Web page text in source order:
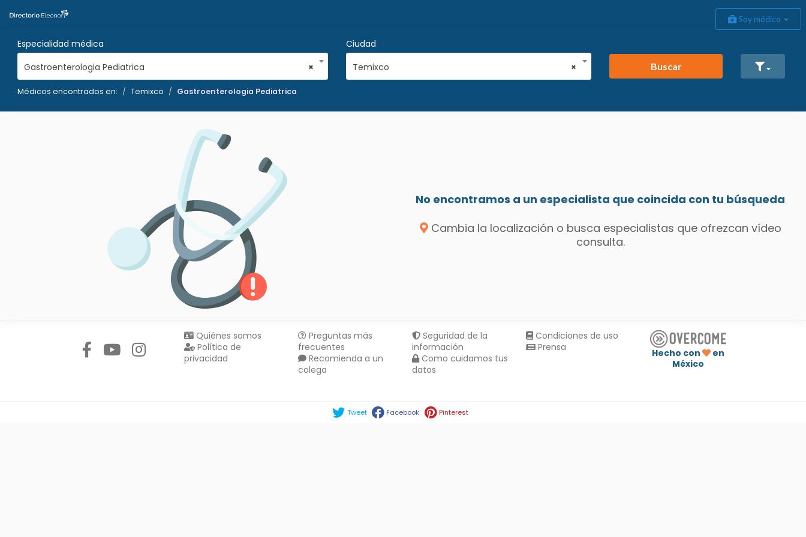
Soy médico
Especialidad médica
×
Gastroenterologia Pediatrica
Ciudad
×
Temixco Buscar
Médicos encontrados en: Temixco Gastroenterologia Pediatrica
No encontramos a un especialista que coincida con tu búsqueda
Cambia la localización o busca especialistas que ofrezcan vídeo
consulta.
Quiénes somos
Política de
privacidad
Preguntas más
frecuentes
Recomienda a un
colega
Seguridad de la
información
Como cuidamos tus
datos
Condiciones de uso
Prensa
Hecho con
en
México
Tweet Facebook Pinterest